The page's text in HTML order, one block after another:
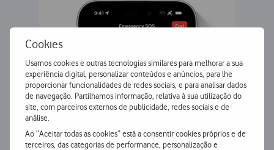
Cookies
Usamos cookies e outras tecnologias similares para melhorar a sua
experiência digital, personalizar conteúdos e anúncios, para lhe
proporcionar funcionalidades de redes sociais, e para analisar dados
de navegação. Partilhamos informação, relativa à sua utilização do
site, com parceiros externos de publicidade, redes sociais e de
análise.
Ao “Aceitar todas as cookies” está a consentir cookies próprios e de
terceiros, das categorias de performance, personalização e